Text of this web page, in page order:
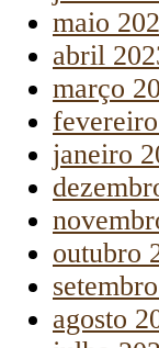
maio
abril
março
janeiro
outubro
agosto